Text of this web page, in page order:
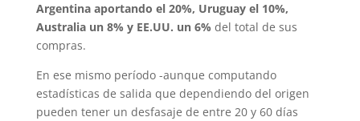
Argentina aportando el 20%, Uruguay el 10%,
Australia un 8% y EE.UU. un 6% del total de sus
compras.
En ese mismo período -aunque computando
estadísticas de salida que dependiendo del origen
pueden tener un desfasaje de entre 20 y 60 días